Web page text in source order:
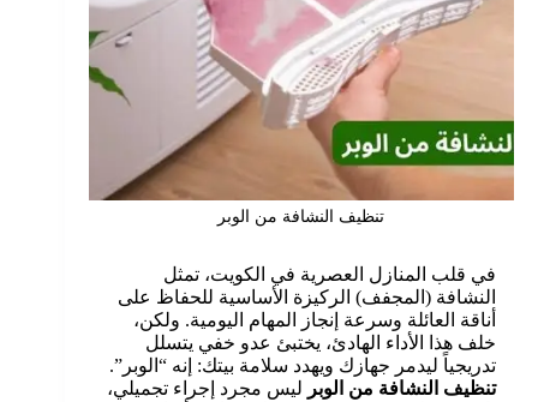
تنظيف النشافة من الوبر
في قلب المنازل العصرية في الكويت، تمثل
النشافة (المجفف) الركيزة الأساسية للحفاظ على
أناقة العائلة وسرعة إنجاز المهام اليومية. ولكن،
خلف هذا الأداء الهادئ، يختبئ عدو خفي يتسلل
تدريجياً ليدمر جهازك ويهدد سلامة بيتك: إنه “الوبر”.
تنظيف النشافة من الوبر ليس مجرد إجراء تجميلي،